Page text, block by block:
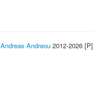
Andreas Andreou 2012-2026 [P]